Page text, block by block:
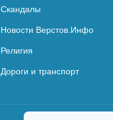
Скандалы
Новости Верстов.Инфо
Религия
Дороги и транспорт